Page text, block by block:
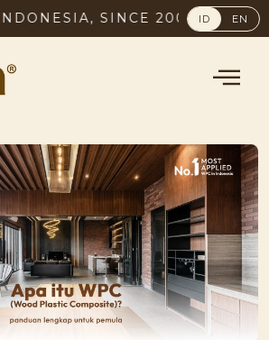
SINCE 2003 ID EN